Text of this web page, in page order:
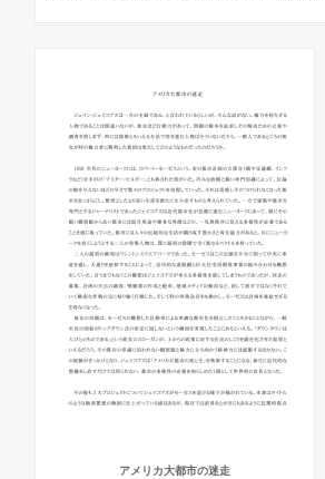
アメリカ大都市の迷走